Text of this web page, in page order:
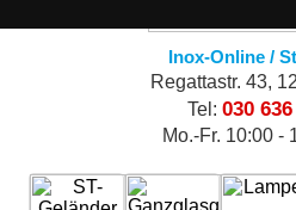
Inox-Online /
Regattastr. 43,
Tel: 030
Mo.-Fr. 10:00 -